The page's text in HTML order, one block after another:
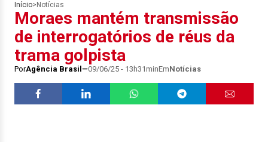
Início> Notícias
Moraes mantém transmissão
de interrogatórios de réus da
trama golpista
PorAgência Brasil 09/06/25 - 13h31minEmNotícias